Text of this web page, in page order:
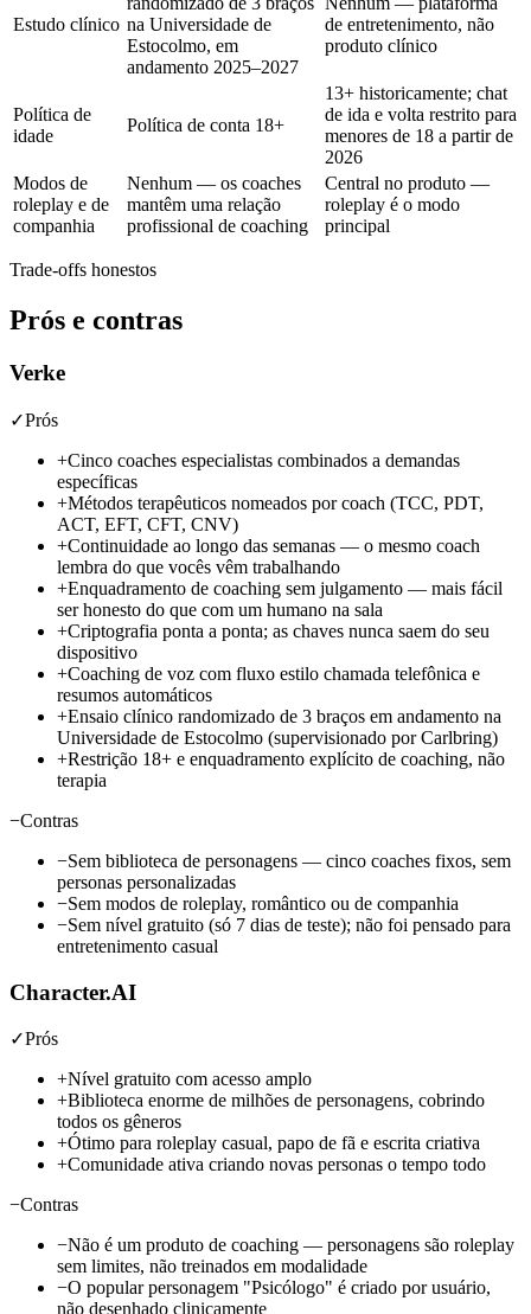
Estudo clínico na Universidade de
Estocolmo, em
andamento 2025–2027
de entretenimento, não
produto clínico
Política de
idade
Política de conta 18+
13+ historicamente; chat
de ida e volta restrito para
menores de 18 a partir de
2026
Modos de
roleplay e de
companhia
Nenhum — os coaches
mantêm uma relação
profissional de coaching
Central no produto —
roleplay é o modo
principal
Trade-offs honestos
Prós e contras
Verke
✓Prós
+Cinco coaches especialistas combinados a demandas
específicas
+Métodos terapêuticos nomeados por coach (TCC, PDT,
ACT, EFT, CFT, CNV)
+Continuidade ao longo das semanas — o mesmo coach
lembra do que vocês vêm trabalhando
+Enquadramento de coaching sem julgamento — mais fácil
ser honesto do que com um humano na sala
+Criptografia ponta a ponta; as chaves nunca saem do seu
dispositivo
+Coaching de voz com fluxo estilo chamada telefônica e
resumos automáticos
+Ensaio clínico randomizado de 3 braços em andamento na
Universidade de Estocolmo (supervisionado por Carlbring)
+Restrição 18+ e enquadramento explícito de coaching, não
terapia
−Contras
−Sem biblioteca de personagens — cinco coaches fixos, sem
personas personalizadas
−Sem modos de roleplay, romântico ou de companhia
−Sem nível gratuito (só 7 dias de teste); não foi pensado para
entretenimento casual
Character.AI
✓Prós
+Nível gratuito com acesso amplo
+Biblioteca enorme de milhões de personagens, cobrindo
todos os gêneros
+Ótimo para roleplay casual, papo de fã e escrita criativa
+Comunidade ativa criando novas personas o tempo todo
−Contras
−Não é um produto de coaching — personagens são roleplay
sem limites, não treinados em modalidade
−O popular personagem "Psicólogo" é criado por usuário,
não desenhado clinicamente